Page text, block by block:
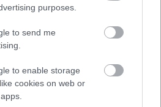
purposes.
to send me
to enable storage
cookies on web or
Bicske
teljesen új Bicske Kelet